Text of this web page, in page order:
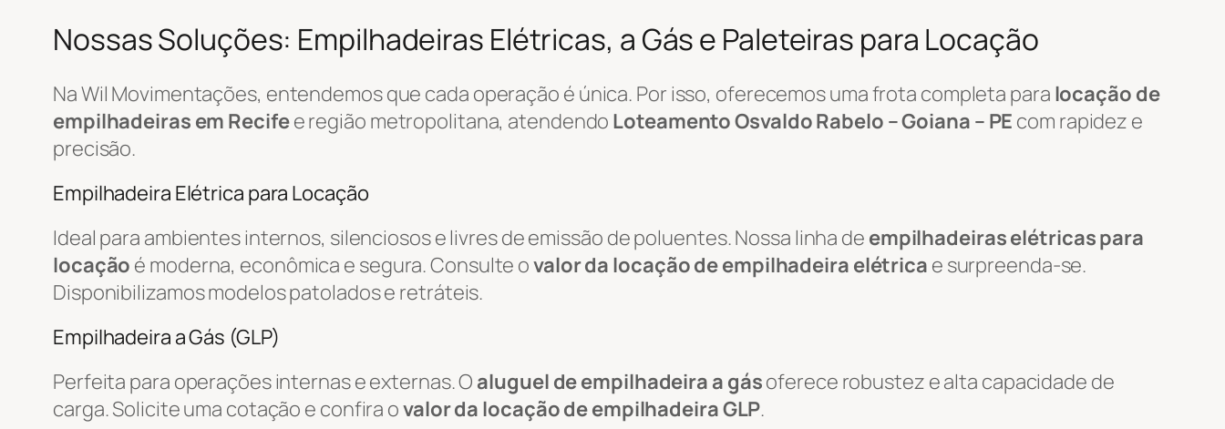
Nossas Soluções: Empilhadeiras Elétricas, a Gás e Paleteiras para Locação
Na Wil Movimentações, entendemos que cada operação é única. Por isso, oferecemos uma frota completa para locação de
empilhadeiras em Recifee região metropolitana, atendendo Loteamento Osvaldo Rabelo – Goiana – PE com rapidez e
precisão.
Empilhadeira Elétrica para Locação
Ideal para ambientes internos, silenciosos e livres de emissão de poluentes. Nossa linha de empilhadeiras elétricas para
locação é moderna, econômica e segura. Consulte ovalor da locação de empilhadeira elétrica e surpreenda-se.
Disponibilizamos modelos patolados e retráteis.
Empilhadeira a Gás (GLP)
Perfeita para operações internas e externas. O aluguel de empilhadeira a gásoferece robustez e alta capacidade de
carga. Solicite uma cotação e confira ovalor da locação de empilhadeira GLP.